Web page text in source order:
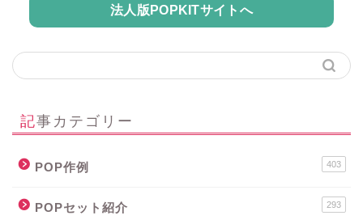
法人版POPKITサイトへ
記事カテゴリー
POP作例 403
POPセット紹介 293